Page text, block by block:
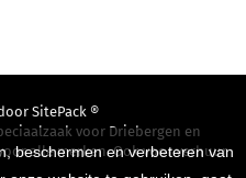
SitePack ®
voor Driebergen en
alle merken. Ook voor verhuur
beschermen en verbeteren van